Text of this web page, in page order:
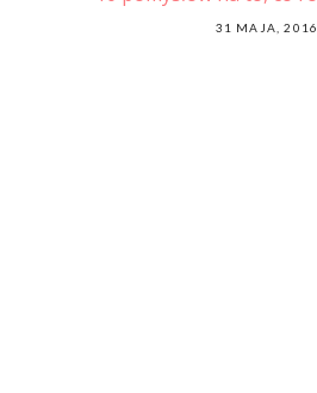
POSTED
31 MAJA, 2016